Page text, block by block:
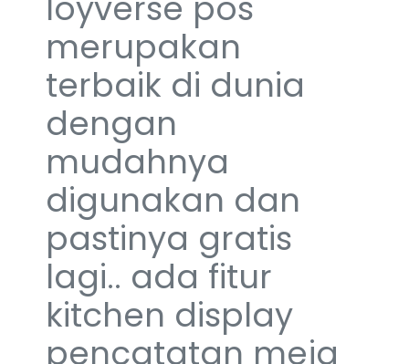
merupakan
terbaik di dunia
dengan
mudahnya
digunakan dan
pastinya gratis
lagi.. ada fitur
kitchen display
pencatatan meja